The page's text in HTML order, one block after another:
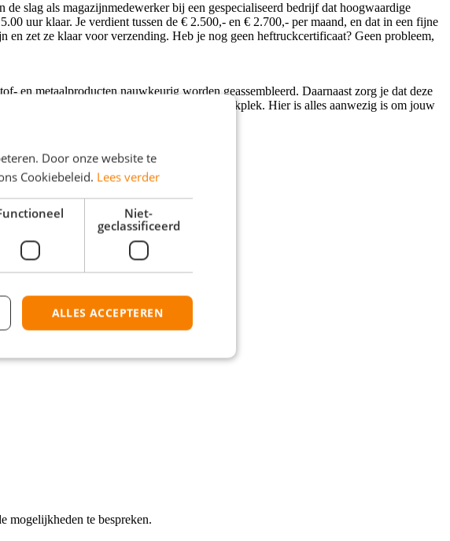
slag als magazijnmedewerker bij een gespecialiseerd bedrijf dat hoogwaardige
uur klaar. Je verdient tussen de € 2.500,- en € 2.700,- per maand, en dat in een fijne
en zet ze klaar voor verzending. Heb je nog geen heftruckcertificaat? Geen probleem,
en metaalproducten nauwkeurig worden geassembleerd. Daarnaast zorg je dat deze
op een moderne en goed ingerichte werkplek. Hier is alles aanwezig is om jouw
belang. Hier zijn enkele functie-eisen:
mogelijkheden te bespreken.
Door onze website te
Cookiebeleid. Lees verder
Niet-
geclassificeerd
ALLES ACCEPTEREN